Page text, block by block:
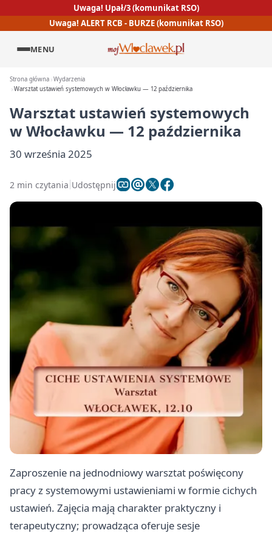
Uwaga! Upał/3 (komunikat RSO)
Uwaga! ALERT RCB - BURZE (komunikat RSO)
MENU
Strona główna Wydarzenia
Warsztat ustawień systemowych w Włocławku — 12 października
Warsztat ustawień systemowych
w Włocławku — 12 października
30 września 2025
2 min czytania Udostępnij
Zaproszenie na jednodniowy warsztat poświęcony
pracy z systemowymi ustawieniami w formie cichych
ustawień. Zajęcia mają charakter praktyczny i
terapeutyczny; prowadząca oferuje sesje